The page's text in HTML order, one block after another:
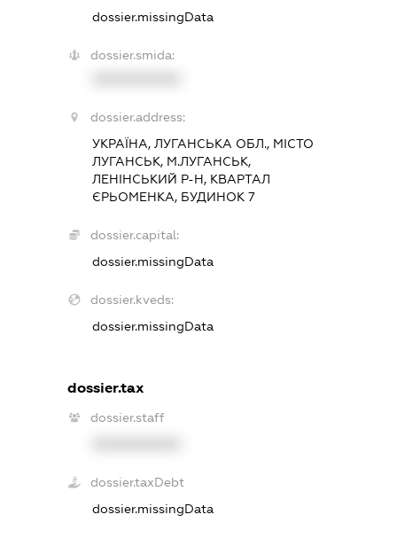
dossier.missingData
dossier.smida:
dossier.address:
УКРАЇНА, ЛУГАНСЬКА ОБЛ., МІСТО
ЛУГАНСЬК, М.ЛУГАНСЬК,
ЛЕНІНСЬКИЙ Р-Н, КВАРТАЛ
ЄРЬОМЕНКА, БУДИНОК 7
dossier.capital:
dossier.missingData
dossier.kveds:
dossier.missingData
dossier.tax
dossier.staff
dossier.taxDebt
dossier.missingData